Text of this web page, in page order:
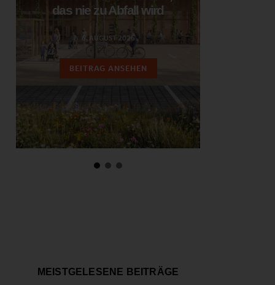
das nie zu Abfall wird
6. AUGUST 2026
BEITRAG ANSEHEN
MEISTGELESENE BEITRÄGE